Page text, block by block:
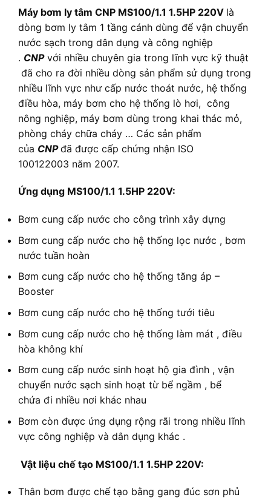
Máy bơm ly tâm CNP MS100/1.1 1.5HP 220V là
dòng bơm ly tâm 1 tầng cánh dùng để vận chuyển
nước sạch trong dân dụng và công nghiệp
. CNPvới nhiều chuyên gia trong lĩnh vực kỹ thuật
đã cho ra đời nhiều dòng sản phẩm sử dụng trong
nhiều lĩnh vực như cấp nước thoát nước, hệ thống
điều hòa, máy bơm cho hệ thống lò hơi, công
nông nghiệp, máy bơm dùng trong khai thác mỏ,
phòng cháy chữa cháy … Các sản phẩm
của CNPđã được cấp chứng nhận ISO
100122003 năm 2007.
Ứng dụng MS100/1.1 1.5HP 220V:
Bơm cung cấp nước cho công trình xây dựng
Bơm cung cấp nước cho hệ thống lọc nước , bơm
nước tuần hoàn
Bơm cung cấp nước cho hệ thống tăng áp –
Booster
Bơm cung cấp nước cho hệ thống tưới tiêu
Bơm cung cấp nước cho hệ thống làm mát , điều
hòa không khí
Bơm cung cấp nước sinh hoạt hộ gia đình , vận
chuyển nước sạch sinh hoạt từ bể ngầm , bể
chứa đi nhiều nơi khác nhau
Bơm còn được ứng dụng rộng rãi trong nhiều lĩnh
vực công nghiệp và dân dụng khác .​
Vật liệu chế tạo MS100/1.1 1.5HP 220V:
Thân bơm được chế tạo bằng gang đúc sơn phủ